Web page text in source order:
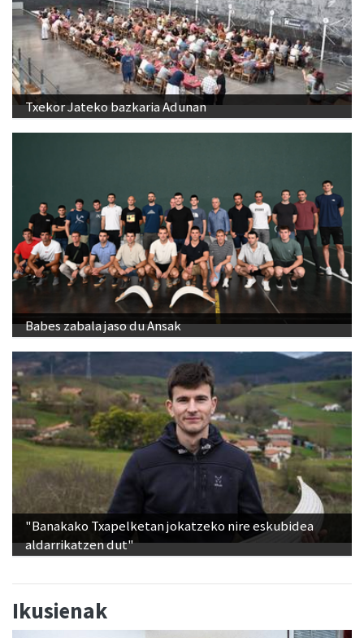
Txekor Jateko bazkaria Adunan
Babes zabala jaso du Ansak
"Banakako Txapelketan jokatzeko nire eskubidea
aldarrikatzen dut"
Ikusienak